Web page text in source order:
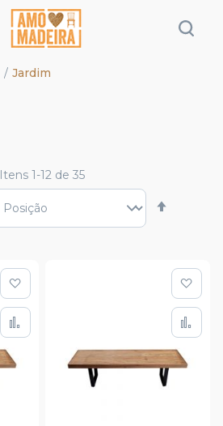
Jardim
Itens 1-12 de 35
Adicionar à lista de
Adicionar para